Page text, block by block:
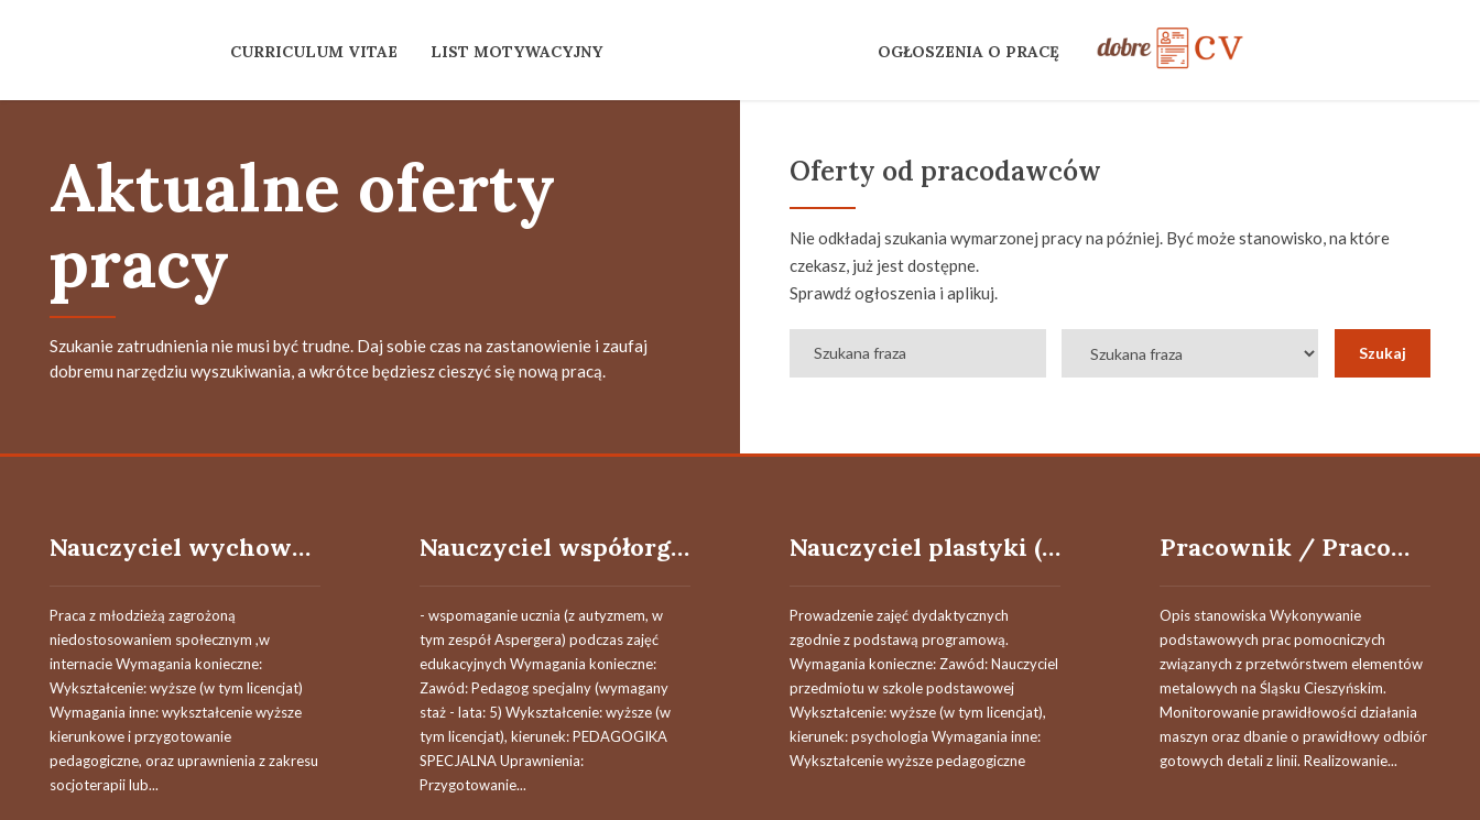
CURRICULUM VITAE LIST MOTYWACYJNY OGŁOSZENIA O PRACĘ
Aktualne oferty
pracy
Szukanie zatrudnienia nie musi być trudne. Daj sobie czas na zastanowienie i zaufaj
dobremu narzędziu wyszukiwania, a wkrótce będziesz cieszyć się nową pracą.
Oferty od pracodawców
Nie odkładaj szukania wymarzonej pracy na później. Być może stanowisko, na które
czekasz, już jest dostępne.
Sprawdź ogłoszenia i aplikuj.
Nauczyciel wychowawca (k/m) w internacie
Praca z młodzieżą zagrożoną
niedostosowaniem społecznym ,w
internacie Wymagania konieczne:
Wykształcenie: wyższe (w tym licencjat)
Wymagania inne: wykształcenie wyższe
kierunkowe i przygotowanie
pedagogiczne, oraz uprawnienia z zakresu
socjoterapii lub...
Nauczyciel współorganizujący kształcenie uczniów z niepełnosprawnościami (k/m)
- wspomaganie ucznia (z autyzmem, w
tym zespół Aspergera) podczas zajęć
edukacyjnych Wymagania konieczne:
Zawód: Pedagog specjalny (wymagany
staż - lata: 5) Wykształcenie: wyższe (w
tym licencjat), kierunek: PEDAGOGIKA
SPECJALNA Uprawnienia:
Przygotowanie...
Nauczyciel plastyki (k,m)
Prowadzenie zajęć dydaktycznych
zgodnie z podstawą programową.
Wymagania konieczne: Zawód: Nauczyciel
przedmiotu w szkole podstawowej
Wykształcenie: wyższe (w tym licencjat),
kierunek: psychologia Wymagania inne:
Wykształcenie wyższe pedagogiczne
Pracownik / Pracownica produkcji
Opis stanowiska Wykonywanie
podstawowych prac pomocniczych
związanych z przetwórstwem elementów
metalowych na Śląsku Cieszyńskim.
Monitorowanie prawidłowości działania
maszyn oraz dbanie o prawidłowy odbiór
gotowych detali z linii. Realizowanie...